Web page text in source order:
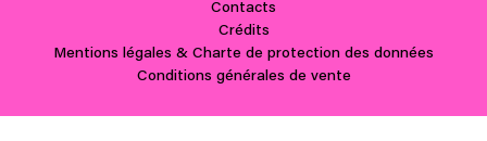
Contacts
Crédits
Mentions légales & Charte de protection des données
Conditions générales de vente